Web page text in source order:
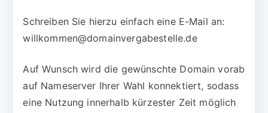
Schreiben Sie hierzu einfach eine E-Mail an:
willkommen@domainvergabestelle.de
Auf Wunsch wird die gewünschte Domain vorab
auf Nameserver Ihrer Wahl konnektiert, sodass
eine Nutzung innerhalb kürzester Zeit möglich